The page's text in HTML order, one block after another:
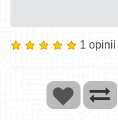
1 opinii